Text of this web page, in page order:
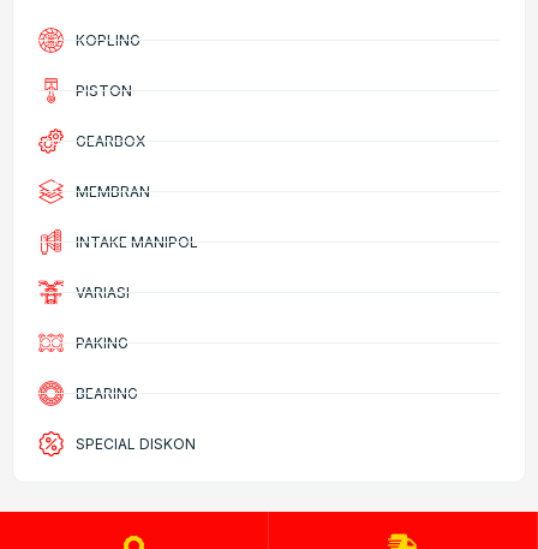
KOPLING
PISTON
GEARBOX
MEMBRAN
INTAKE MANIPOL
VARIASI
PAKING
BEARING
SPECIAL DISKON